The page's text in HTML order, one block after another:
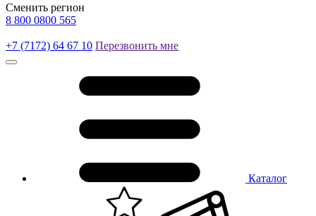
Сменить регион
8 800 0800 565
+7 (7172) 64 67 10 Перезвонить мне
Каталог